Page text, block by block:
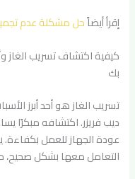
إقرأ أيضاًحل مشكلة عدم تجميد
كيفية اكتشاف تسريب الغاز
بك
تسريب الغاز هو أحد أبرز
ديب فريزر. اكتشافه مبكرًا
عودة الجهاز للعمل بكفاءة.
التعامل معها بشكل صحيح،